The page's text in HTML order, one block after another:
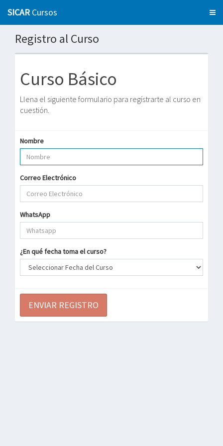
SICARCursos
Registro al Curso
Curso Básico
Llena el siguiente formulario para regístrarte al curso en
cuestión.
Nombre
Correo Electrónico
WhatsApp
¿En qué fecha toma el curso?
ENVIAR REGISTRO